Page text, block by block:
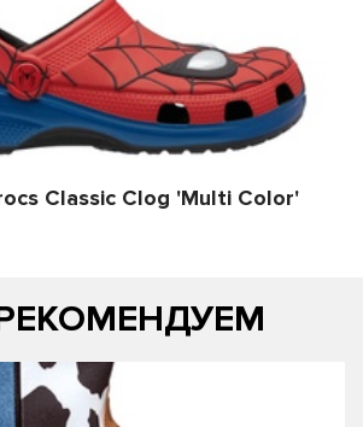
Classic Clog 'Multi Color'